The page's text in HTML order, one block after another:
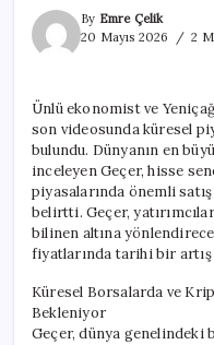
By Emre Çelik
20 Mayıs 2026
2
Ünlü ekonomist ve
son videosunda küresel
bulundu. Dünyanın en
inceleyen Geçer, hisse
piyasalarında önemli
belirtti. Geçer,
bilinen altına
fiyatlarında tarihi bir artış
Küresel Borsalarda ve
Bekleniyor
Geçer, dünya genelindeki